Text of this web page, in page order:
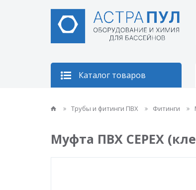
Каталог товаров
Трубы и фитинги ПВХ Фитинги
Муфта ПВХ CEPEX